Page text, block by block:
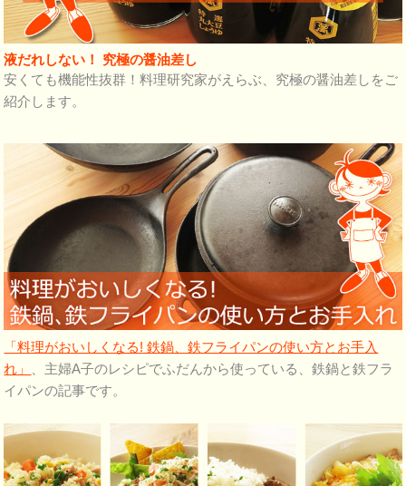
液だれしない！ 究極の醤油差し
安くても機能性抜群！料理研究家がえらぶ、究極の醤油差しをご
紹介します。
「料理がおいしくなる! 鉄鍋、鉄フライパンの使い方とお手入
れ」
、主婦A子のレシピでふだんから使っている、鉄鍋と鉄フラ
イパンの記事です。